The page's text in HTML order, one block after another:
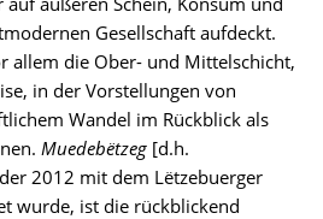
Gesellschaft aufdeckt.
allem die Ober- und Mittelschicht,
in der Vorstellungen von
Wandel im Rückblick als
Muedebëtzeg [d.h.
2012 mit dem Lëtzebuerger
wurde, ist die rückblickend